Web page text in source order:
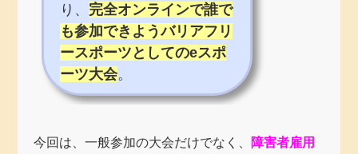
り、 完全オンラインで誰で
も参加できようバリアフリ
ースポーツとしてのeスポ
ーツ大会。
今回は、一般参加の大会だけでなく、 障害者雇用